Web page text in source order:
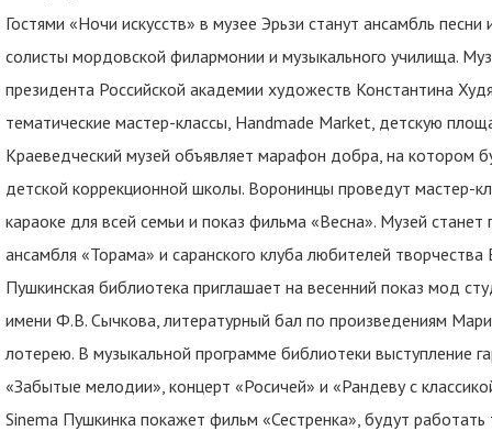
Гостями «Ночи искусств» в музее Эрьзи станут ансамбль
солисты мордовской филармонии и музыкального училища.
президента Российской академии художеств Константина
тематические мастер-классы, Handmade Market, детскую
Краеведческий музей объявляет марафон добра, на котором
детской коррекционной школы. Воронинцы проведут мастер-
караоке для всей семьи и показ фильма «Весна». Музей
ансамбля «Торама» и саранского клуба любителей
Пушкинская библиотека приглашает на весенний показ мод
имени Ф.В. Сычкова, литературный бал по произведениям
лотерею. В музыкальной программе библиотеки выступление
«Забытые мелодии», концерт «Росичей» и «Рандеву с
Sinema Пушкинка покажет фильм «Сестренка», будут